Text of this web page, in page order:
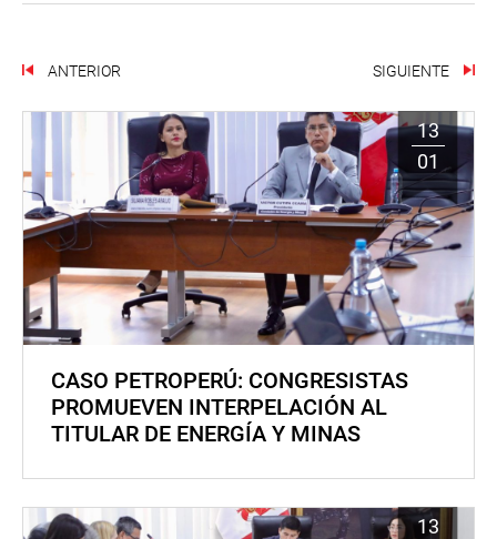
ANTERIOR SIGUIENTE
13
01
CASO PETROPERÚ: CONGRESISTAS
PROMUEVEN INTERPELACIÓN AL
TITULAR DE ENERGÍA Y MINAS
13